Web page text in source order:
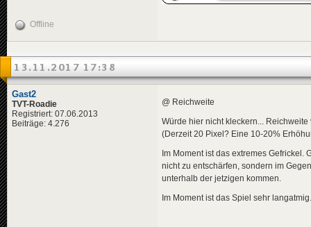
Offline
13.11.2017 17:38
Gast2
TVT-Roadie
Registriert: 07.06.2013
Beiträge: 4.276
@ Reichweite
Würde hier nicht kleckern...
(Derzeit 20 Pixel? Eine 10-20%
Im Moment ist das extremes
nicht zu entschärfen, sondern im
unterhalb der jetzigen kommen.
Im Moment ist das Spiel sehr